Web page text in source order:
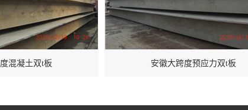
混凝土双t板 安徽大跨度预应力双t板